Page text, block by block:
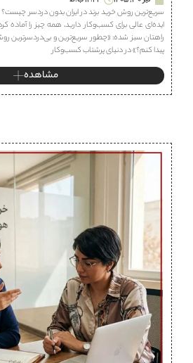
سریع‌ترین روش خرید برند در ایران بدون دردسر چیست؟
ایده‌ای عالی برای کسب‌وکار دارید، همه چیز را آماده
راهتان سبز شده: «چطور سریع‌ترین و بی‌دردسرترین
پیدا کنم؟» در دنیای پرشتاب کسب‌وکار
مشاهده